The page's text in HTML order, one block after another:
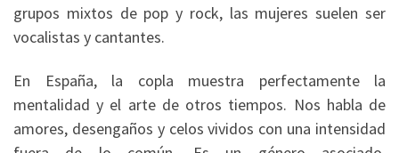
grupos mixtos de pop y rock, las mujeres suelen ser
vocalistas y cantantes.
En España, la copla muestra perfectamente la
mentalidad y el arte de otros tiempos. Nos habla de
amores, desengaños y celos vividos con una intensidad